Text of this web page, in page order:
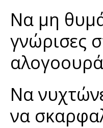
Να μη
γνώρισες
Να
να